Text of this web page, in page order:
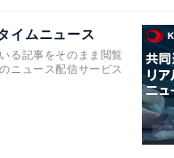
イムニュース
る記事をそのまま閲覧
ニュース配信サービス